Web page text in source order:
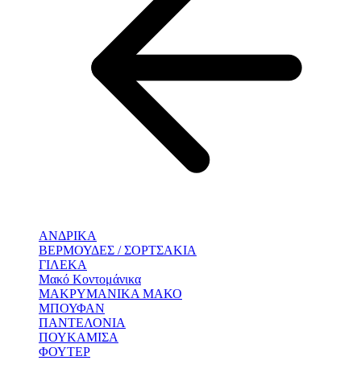
ΑΝΔΡΙΚΑ
ΒΕΡΜΟΥΔΕΣ / ΣΟΡΤΣΑΚΙΑ
ΓΙΛΕΚΑ
Μακό Κοντομάνικα
ΜΑΚΡΥΜΑΝΙΚΑ ΜΑΚΟ
ΜΠΟΥΦΑΝ
ΠΑΝΤΕΛΟΝΙΑ
ΠΟΥΚΑΜΙΣΑ
ΦΟΥΤΕΡ